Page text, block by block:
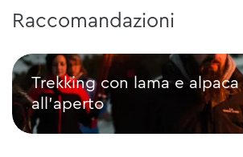
Raccomandazioni
Trekking con lama e
all'aperto
Trekking con lama e alpaca e